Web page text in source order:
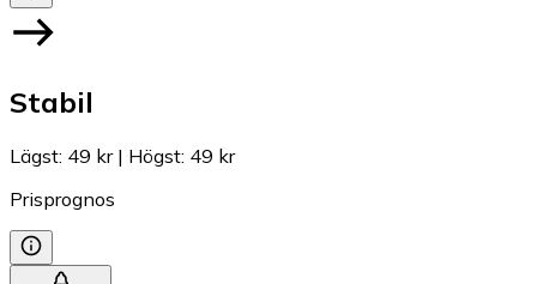
Stabil
Lägst: 49 kr| Högst: 49 kr
Prisprognos